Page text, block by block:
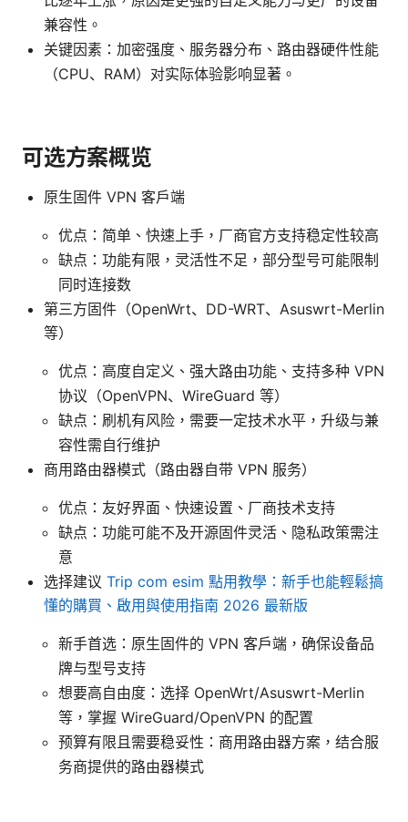
兼容性。
关键因素：加密强度、服务器分布、路由器硬件性能
（CPU、RAM）对实际体验影响显著。
可选方案概览
原生固件 VPN 客户端
优点：简单、快速上手，厂商官方支持稳定性较高
缺点：功能有限，灵活性不足，部分型号可能限制
同时连接数
第三方固件（OpenWrt、DD-WRT、Asuswrt-Merlin
等）
优点：高度自定义、强大路由功能、支持多种 VPN
协议（OpenVPN、WireGuard 等）
缺点：刷机有风险，需要一定技术水平，升级与兼
容性需自行维护
商用路由器模式（路由器自带 VPN 服务）
优点：友好界面、快速设置、厂商技术支持
缺点：功能可能不及开源固件灵活、隐私政策需注
意
选择建议 Trip com esim 點用教學：新手也能輕鬆搞
懂的購買、啟用與使用指南 2026 最新版
新手首选：原生固件的 VPN 客户端，确保设备品
牌与型号支持
想要高自由度：选择 OpenWrt/Asuswrt-Merlin
等，掌握 WireGuard/OpenVPN 的配置
预算有限且需要稳妥性：商用路由器方案，结合服
务商提供的路由器模式